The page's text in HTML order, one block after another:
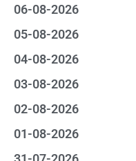
06-08-2026
05-08-2026
04-08-2026
03-08-2026
02-08-2026
01-08-2026